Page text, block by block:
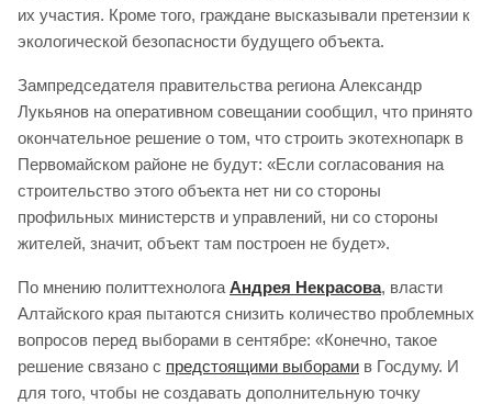
их участия. Кроме того, граждане высказывали претензии к
экологической безопасности будущего объекта.
Зампредседателя правительства региона Александр
Лукьянов на оперативном совещании сообщил, что принято
окончательное решение о том, что строить экотехнопарк в
Первомайском районе не будут: «Если согласования на
строительство этого объекта нет ни со стороны
профильных министерств и управлений, ни со стороны
жителей, значит, объект там построен не будет».
По мнению политтехнологаАндрея Некрасова, власти
Алтайского края пытаются снизить количество проблемных
вопросов перед выборами в сентябре: «Конечно, такое
решение связано с предстоящими выборами в Госдуму. И
для того, чтобы не создавать дополнительную точку